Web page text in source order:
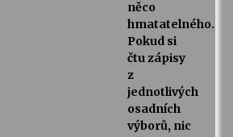
něco
hmatatelného.
Pokud si
čtu zápisy
z
jednotlivých
osadních
výborů, nic